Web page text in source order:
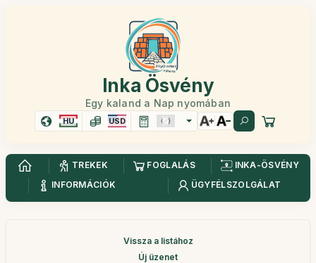
Inka Ösvény
Egy kaland a Nap nyomában
HU USD
TREKEK FOGLALÁS
INKA-ÖSVÉNY
INFORMÁCIÓK
ÜGYFÉLSZOLGÁLAT
Vissza a listához
Új üzenet